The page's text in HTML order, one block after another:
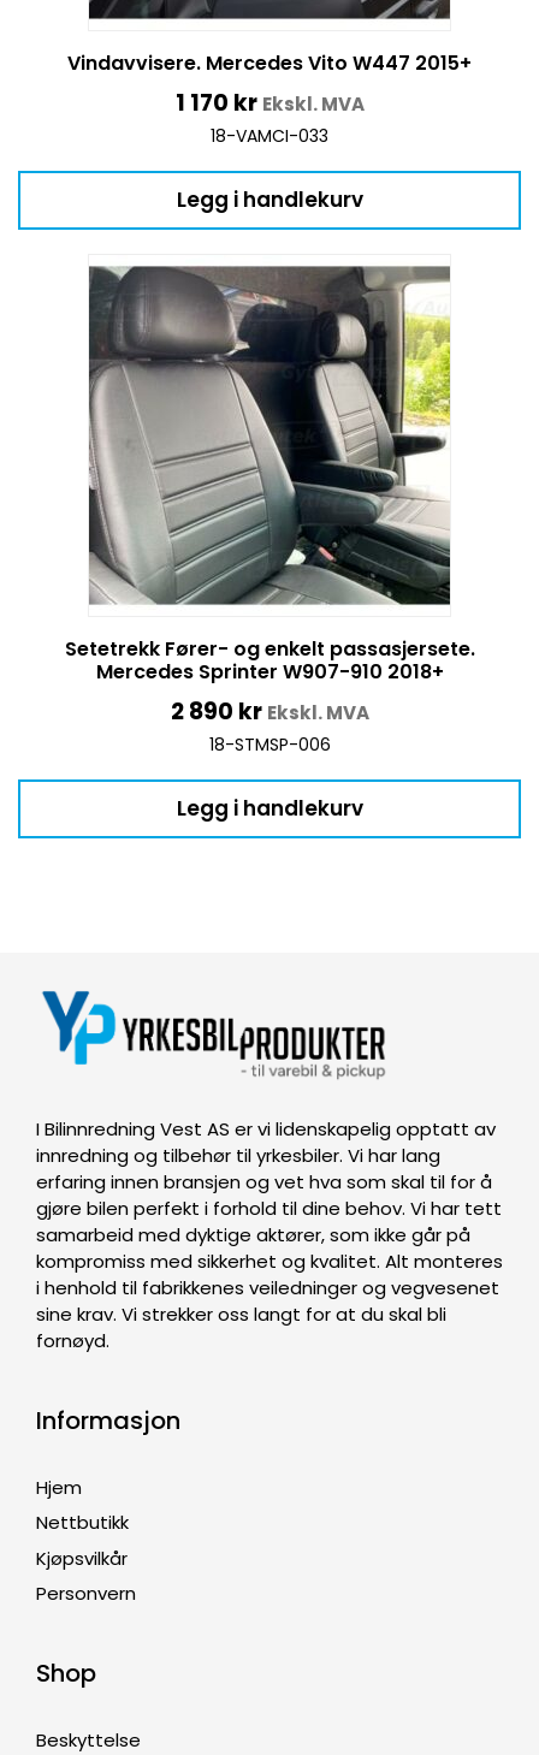
Vindavvisere. Mercedes Vito W447 2015+
1 170 kr Ekskl. MVA
18-VAMCI-033
Legg i handlekurv
Setetrekk Fører- og enkelt passasjersete.
Mercedes Sprinter W907-910 2018+
2 890 kr Ekskl. MVA
18-STMSP-006
Legg i handlekurv
I Bilinnredning Vest AS er vi lidenskapelig opptatt av
innredning og tilbehør til yrkesbiler. Vi har lang
erfaring innen bransjen og vet hva som skal til for å
gjøre bilen perfekt i forhold til dine behov. Vi har tett
samarbeid med dyktige aktører, som ikke går på
kompromiss med sikkerhet og kvalitet. Alt monteres
i henhold til fabrikkenes veiledninger og vegvesenet
sine krav. Vi strekker oss langt for at du skal bli
fornøyd.
Informasjon
Hjem
Nettbutikk
Kjøpsvilkår
Personvern
Shop
Beskyttelse